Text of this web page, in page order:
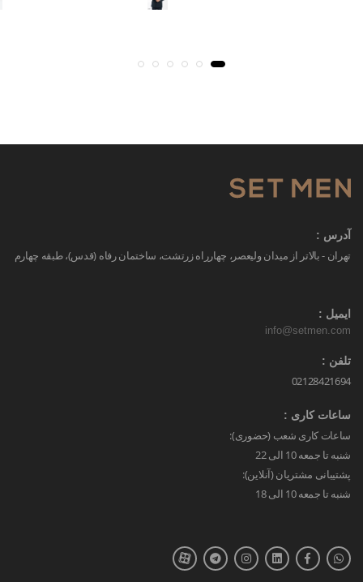
آدرس :
تهران - بالاتر از میدان ولیعصر، چهارراه زرتشت، ساختمان رفاه (قدس)، طبقه چهارم
ایمیل :
info@setmen.com
تلفن :
02128421694
ساعات کاری :
ساعات کاری شعب (حضوری):
شنبه تا جمعه 10 الی 22
پشتیبانی مشتریان (آنلاین):
شنبه تا جمعه 10 الی 18